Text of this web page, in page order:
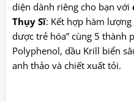
diện dành riêng cho bạn với
Thụy Sĩ: Kết hợp hàm lượng
dược trẻ hóa” cùng 5 thành
Polyphenol, dầu Krill biển
anh thảo và chiết xuất tỏi.